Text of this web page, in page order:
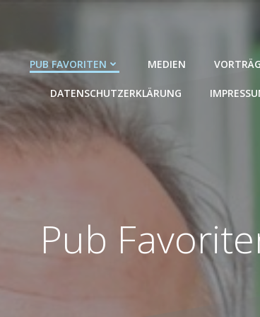
PUB FAVORITEN MEDIEN
DATENSCHUTZERKLÄRUNG
Pub